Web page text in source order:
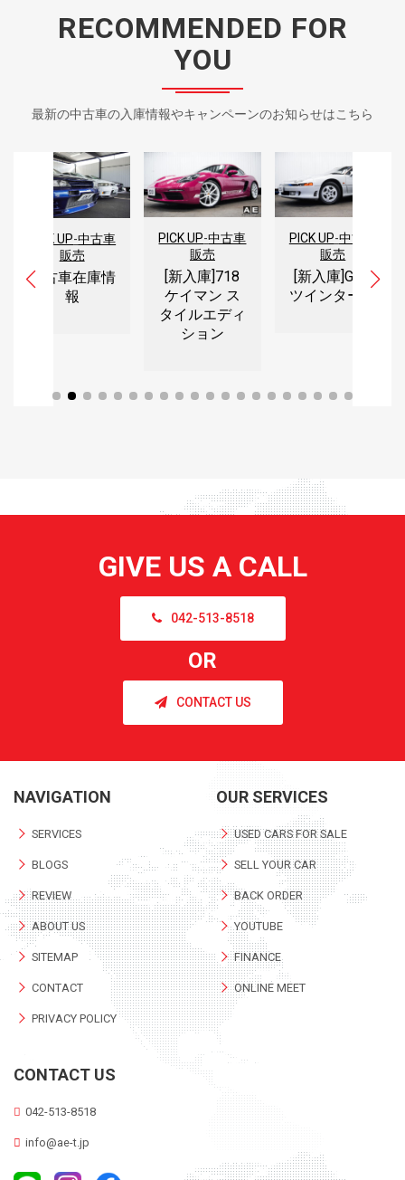
RECOMMENDED FOR
YOU
最新の中古車の入庫情報やキャンペーンのお知らせはこちら
PICK UP-中古車
販売
中古車在庫情
報
PICK UP-中古車
販売
[新入庫]718
ケイマン ス
タイルエディ
ション
PICK UP-中古車
販売
[新入庫]GTO
ツインターボ
GIVE US A CALL
042-513-8518
OR
CONTACT US
NAVIGATION
SERVICES
BLOGS
REVIEW
ABOUT US
SITEMAP
CONTACT
PRIVACY POLICY
OUR SERVICES
USED CARS FOR SALE
SELL YOUR CAR
BACK ORDER
YOUTUBE
FINANCE
ONLINE MEET
CONTACT US
042-513-8518
info@ae-t.jp